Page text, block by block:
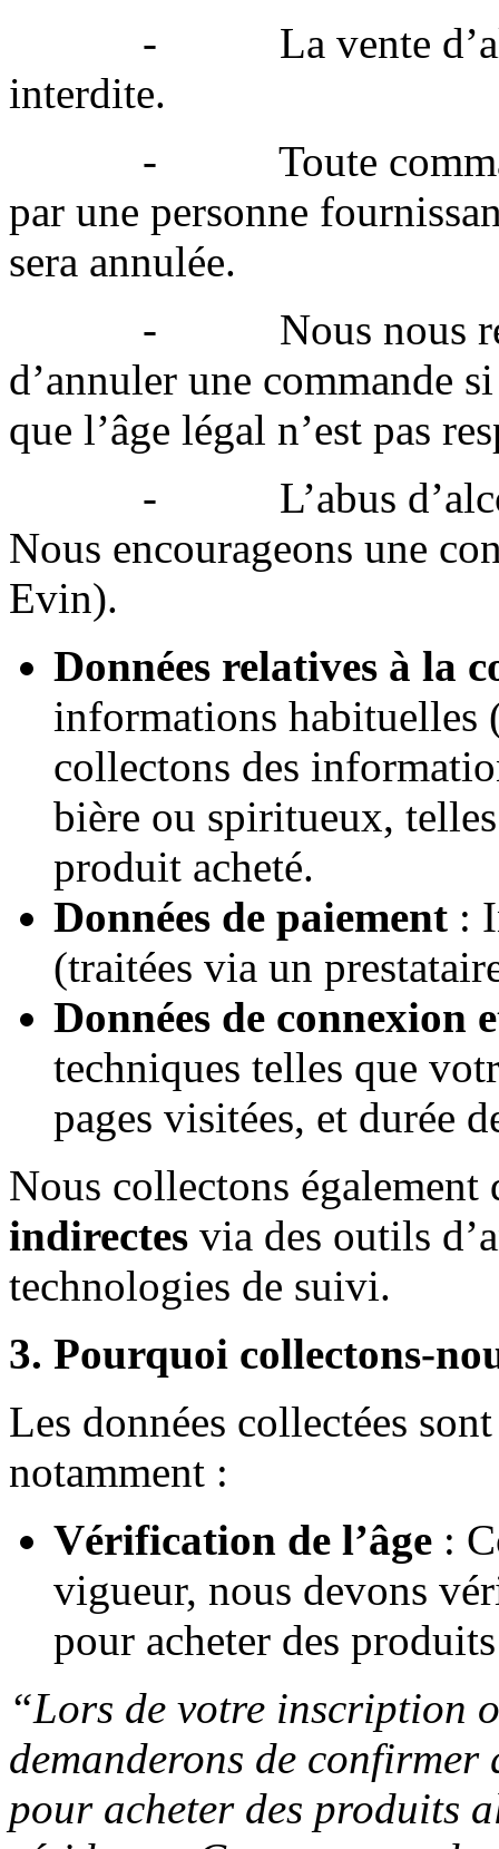
- La vente d’alcool
interdite.
- Toute commande
par une personne
sera annulée.
- Nous nous
d’annuler une commande
que l’âge légal n’est pas
- L’abus d’alcool
Nous encourageons une
Evin).
Données relatives à la
informations habituelles
collectons des
bière ou spiritueux,
produit acheté.
Données de paiement :
(traitées via un
Données de connexion
techniques telles que
pages visitées, et durée
Nous collectons également
indirectes via des outils
technologies de suivi.
3. Pourquoi collectons-
Les données collectées
notamment :
Vérification de l’âge :
vigueur, nous devons
pour acheter des
“Lors de votre inscription
demanderons de confirmer
pour acheter des produits